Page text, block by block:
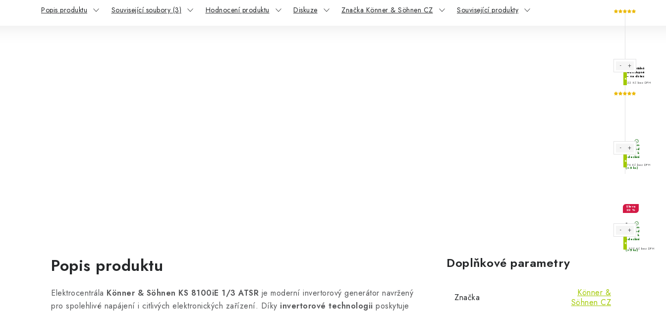
Popis produktu Související soubory (3) Hodnocení produktu Diskuze Značka Könner & Söhnen CZ Související produkty
Popis produktu
Elektrocentrála Könner & Söhnen KS 8100iE 1/3 ATSR je moderní invertorový generátor navržený
pro spolehlivé napájení i citlivých elektronických zařízení. Díky invertorové technologii poskytuje
Doplňkové parametry
Značka
Könner &
Söhnen CZ